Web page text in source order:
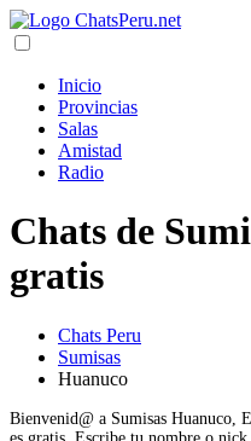
Inicio
Provincias
Salas
Amistad
Radio
Chats de
gratis
Chats Peru
Sumisas
Huanuco
Bienvenid@ a Sumisas Huanuco,